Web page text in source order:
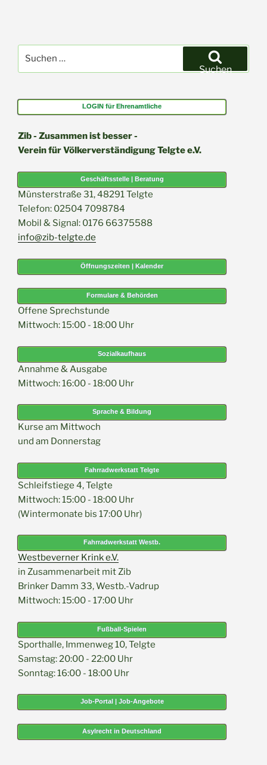
nach:
Suchen
LOGIN für Ehrenamtliche
Zib - Zusammen ist besser -
Verein für Völkerverständigung Telgte e.V.
Geschäftsstelle | Beratung
Münsterstraße 31, 48291 Telgte
Telefon: 02504 7098784
Mobil & Signal: 0176 66375588
info@zib-telgte.de
Öffnungszeiten | Kalender
Formulare & Behörden
Offene Sprechstunde
Mittwoch: 15:00 - 18:00 Uhr
Sozialkaufhaus
Annahme & Ausgabe
Mittwoch: 16:00 - 18:00 Uhr
Sprache & Bildung
Kurse am Mittwoch
und am Donnerstag
Fahrradwerkstatt Telgte
Schleifstiege 4, Telgte
Mittwoch: 15:00 - 18:00 Uhr
(Wintermonate bis 17:00 Uhr)
Fahrradwerkstatt Westb.
Westbeverner Krink e.V.
in Zusammenarbeit mit Zib
Brinker Damm 33, Westb.-Vadrup
Mittwoch: 15:00 - 17:00 Uhr
Fußball-Spielen
Sporthalle, Immenweg 10, Telgte
Samstag: 20:00 - 22:00 Uhr
Sonntag: 16:00 - 18:00 Uhr
Job-Portal | Job-Angebote
Asylrecht in Deutschland